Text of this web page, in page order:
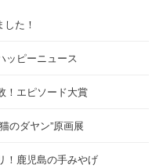
た！
ッピーニュース
！エピソード大賞
のダヤン”原画展
！鹿児島の手みやげ